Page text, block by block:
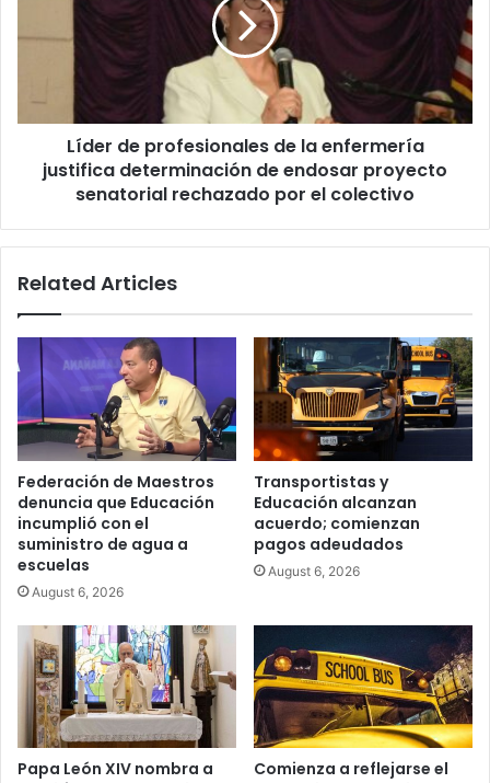
de
endosar
proyecto
senatorial
por
colectivo
Líder de profesionales de la enfermería
justifica determinación de endosar proyecto
senatorial rechazado por el colectivo
Related Articles
Federación de Maestros
denuncia que Educación
incumplió con el
suministro de agua a
escuelas
August 6, 2026
Transportistas y
Educación alcanzan
acuerdo; comienzan
pagos adeudados
August 6, 2026
Papa León XIV nombra a
Comienza a reflejarse el